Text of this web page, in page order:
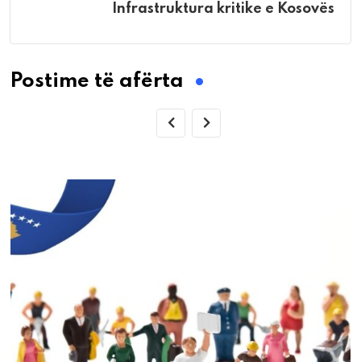
Infrastruktura kritike e Kosovës
Postime të afërta